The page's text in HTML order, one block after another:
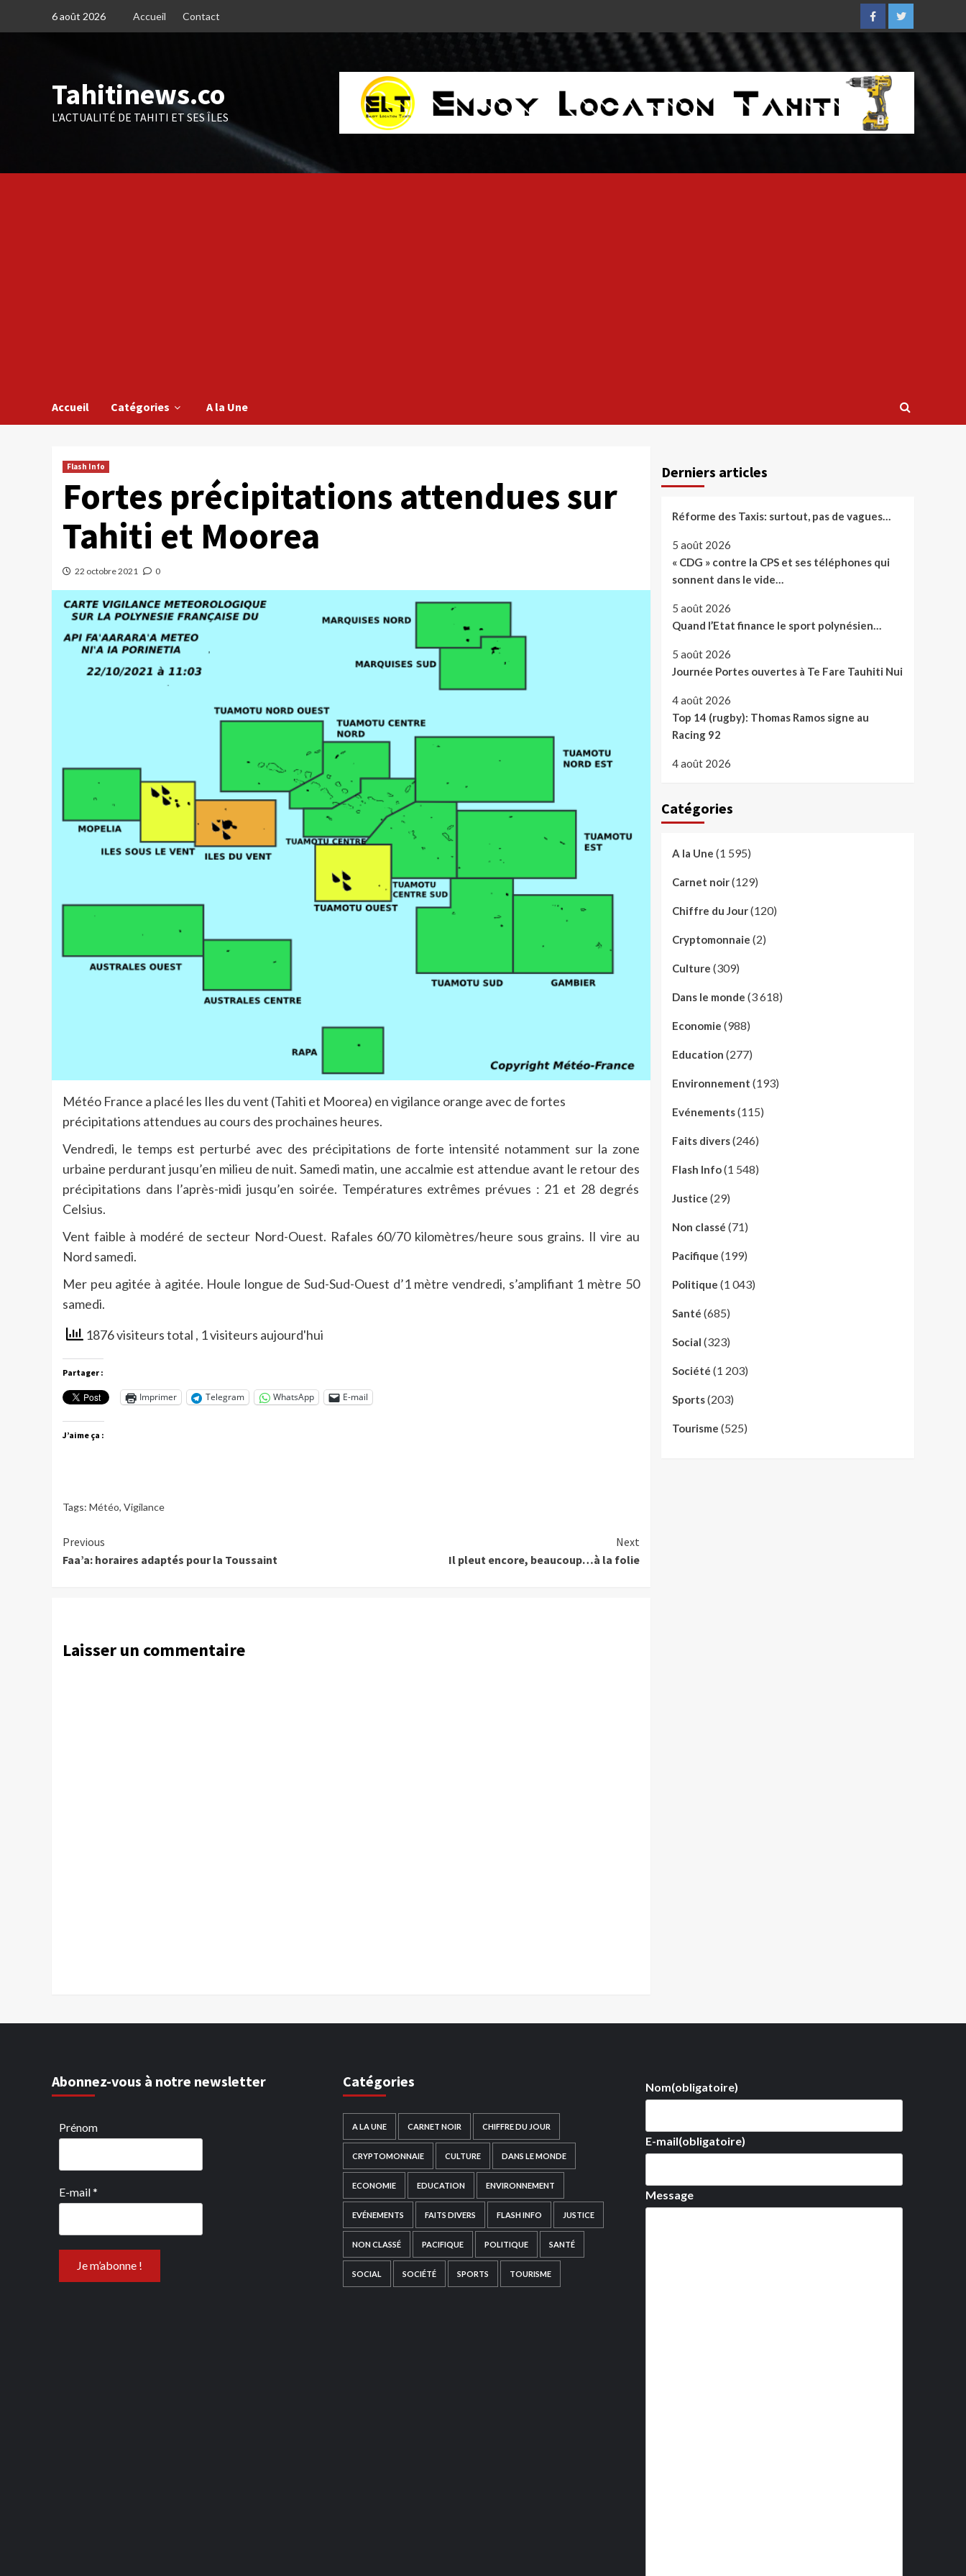
6 août 2026 Accueil Contact
FacebookTwitter
Tahitinews.co
L'ACTUALITÉ DE TAHITI ET SES ÎLES
Accueil Catégories A la Une
Flash Info
Fortes précipitations attendues sur
Tahiti et Moorea
22 octobre 2021 0
Météo France a placé les Iles du vent (Tahiti et Moorea) en vigilance orange avec de fortes
précipitations attendues au cours des prochaines heures.
Vendredi, le temps est perturbé avec des précipitations de forte intensité notamment sur la zone
urbaine perdurant jusqu’en milieu de nuit. Samedi matin, une accalmie est attendue avant le retour des
précipitations dans l’après-midi jusqu’en soirée. Températures extrêmes prévues : 21 et 28 degrés
Celsius.
Vent faible à modéré de secteur Nord-Ouest. Rafales 60/70 kilomètres/heure sous grains. Il vire au
Nord samedi.
Mer peu agitée à agitée. Houle longue de Sud-Sud-Ouest d’1 mètre vendredi, s’amplifiant 1 mètre 50
samedi.
1876 visiteurs total , 1 visiteurs aujourd'hui
Partager :
Imprimer Telegram WhatsApp E-mail
J’aime ça :
Tags: Météo, Vigilance
Continue
Reading
Previous
Faa’a: horaires adaptés pour la Toussaint
Next
Il pleut encore, beaucoup…à la folie
Laisser un commentaire
Derniers articles
Réforme des Taxis: surtout, pas de vagues…
5 août 2026
« CDG » contre la CPS et ses téléphones qui
sonnent dans le vide…
5 août 2026
Quand l’Etat finance le sport polynésien…
5 août 2026
Journée Portes ouvertes à Te Fare Tauhiti Nui
4 août 2026
Top 14 (rugby): Thomas Ramos signe au
Racing 92
4 août 2026
Catégories
A la Une (1 595)
Carnet noir(129)
Chiffre du Jour(120)
Cryptomonnaie (2)
Culture (309)
Dans le monde (3 618)
Economie (988)
Education (277)
Environnement (193)
Evénements(115)
Faits divers(246)
Flash Info(1 548)
Justice (29)
Non classé (71)
Pacifique (199)
Politique (1 043)
Santé (685)
Social (323)
Société (1 203)
Sports(203)
Tourisme (525)
Abonnez-vous à notre newsletter
Prénom
E-mail*
Catégories
A LA UNE CARNET NOIR CHIFFRE DU JOUR
CRYPTOMONNAIE CULTURE DANS LE MONDE
ECONOMIE EDUCATION ENVIRONNEMENT
EVÉNEMENTS FAITS DIVERS FLASH INFO JUSTICE
NON CLASSÉ PACIFIQUE POLITIQUE SANTÉ
SOCIAL SOCIÉTÉ SPORTS TOURISME
Nom(obligatoire)
E-mail(obligatoire)
Message